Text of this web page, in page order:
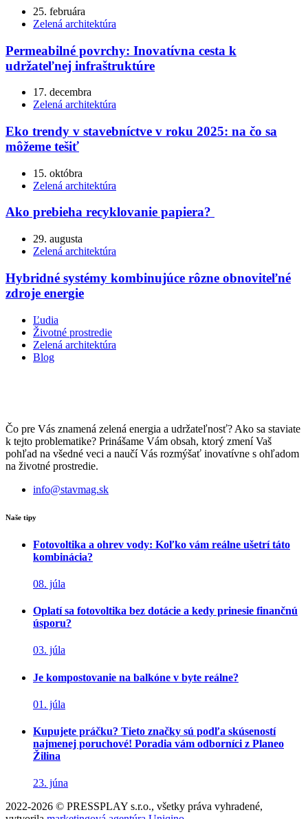
25. februára
Zelená architektúra
Permeabilné povrchy: Inovatívna cesta k
udržateľnej infraštruktúre
17. decembra
Zelená architektúra
Eko trendy v stavebníctve v roku 2025: na čo sa
môžeme tešiť
15. októbra
Zelená architektúra
Ako prebieha recyklovanie papiera?
29. augusta
Zelená architektúra
Hybridné systémy kombinujúce rôzne obnoviteľné
zdroje energie
Ľudia
Životné prostredie
Zelená architektúra
Blog
Čo pre Vás znamená zelená energia a udržateľnosť? Ako sa staviate
k tejto problematike? Prinášame Vám obsah, ktorý zmení Vaš
pohľad na všedné veci a naučí Vás rozmýšať inovatívne s ohľadom
na životné prostredie.
info@stavmag.sk
Naše tipy
Fotovoltika a ohrev vody: Koľko vám reálne ušetrí táto
kombinácia?
08. júla
Oplatí sa fotovoltika bez dotácie a kedy prinesie finančnú
úsporu?
03. júla
Je kompostovanie na balkóne v byte reálne?
01. júla
Kupujete práčku? Tieto značky sú podľa skúseností
najmenej poruchové! Poradia vám odborníci z Planeo
Žilina
23. júna
2022-2026 © PRESSPLAY s.r.o., všetky práva vyhradené,